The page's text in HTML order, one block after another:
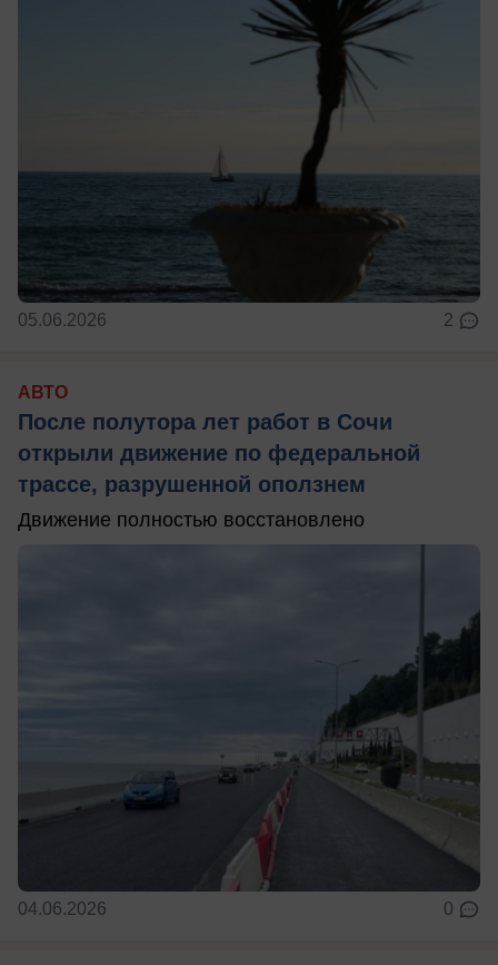
05.06.2026 2
АВТО
После полутора лет работ в Сочи
открыли движение по федеральной
трассе, разрушенной оползнем
Движение полностью восстановлено
04.06.2026 0